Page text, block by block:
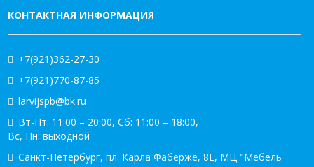
КОНТАКТНАЯ ИНФОРМАЦИЯ
+7(921)362-27-30
+7(921)770-87-85
larvijspb@bk.ru
Вт-Пт: 11:00 – 20:00, Сб: 11:00 – 18:00,
Вс, Пн: выходной
Санкт-Петербург, пл. Карла Фаберже, 8Е, МЦ "Мебель